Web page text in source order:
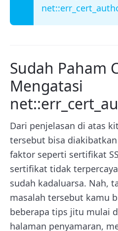
Sudah Paham
Mengatasi
Dari penjelasan di atas
tersebut bisa
faktor seperti sertifikat
sertifikat tidak
sudah kadaluarsa. Nah,
masalah tersebut kamu
beberapa tips jitu mulai
halaman penyamaran,